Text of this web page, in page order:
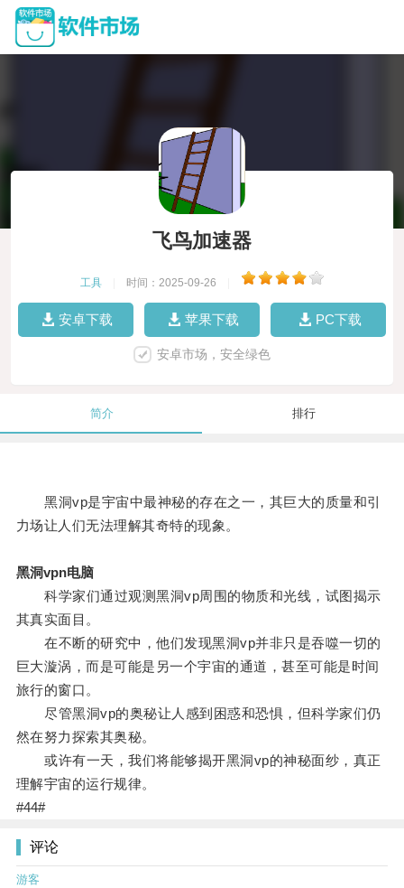
飞鸟加速器
工具 时间：2025-09-26
安卓下载 苹果下载 PC下载
安卓市场，安全绿色
简介 排行
黑洞vp是宇宙中最神秘的存在之一，其巨大的质量和引
力场让人们无法理解其奇特的现象。
黑洞vpn电脑
科学家们通过观测黑洞vp周围的物质和光线，试图揭示
其真实面目。
在不断的研究中，他们发现黑洞vp并非只是吞噬一切的
巨大漩涡，而是可能是另一个宇宙的通道，甚至可能是时间
旅行的窗口。
尽管黑洞vp的奥秘让人感到困惑和恐惧，但科学家们仍
然在努力探索其奥秘。
或许有一天，我们将能够揭开黑洞vp的神秘面纱，真正
理解宇宙的运行规律。
#44#
评论
游客